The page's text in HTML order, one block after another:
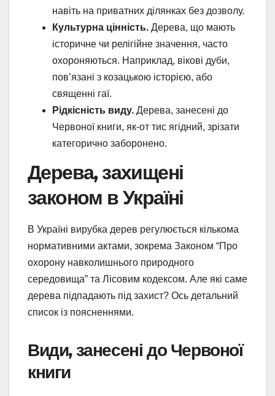
навіть на приватних ділянках без дозволу.
Культурна цінність. Дерева, що мають
історичне чи релігійне значення, часто
охороняються. Наприклад, вікові дуби,
пов’язані з козацькою історією, або
священні гаї.
Рідкісність виду. Дерева, занесені до
Червоної книги, як-от тис ягідний, зрізати
категорично заборонено.
Дерева, захищені
законом в Україні
В Україні вирубка дерев регулюється кількома
нормативними актами, зокрема Законом “Про
охорону навколишнього природного
середовища” та Лісовим кодексом. Але які саме
дерева підпадають під захист? Ось детальний
список із поясненнями.
Види, занесені до Червоної
книги